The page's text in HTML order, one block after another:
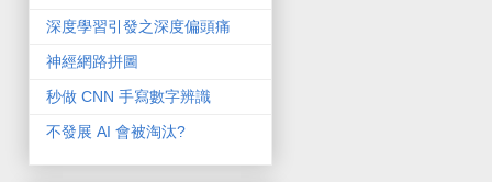
深度學習引發之深度偏頭痛
神經網路拼圖
秒做 CNN 手寫數字辨識
不發展 AI 會被淘汰?